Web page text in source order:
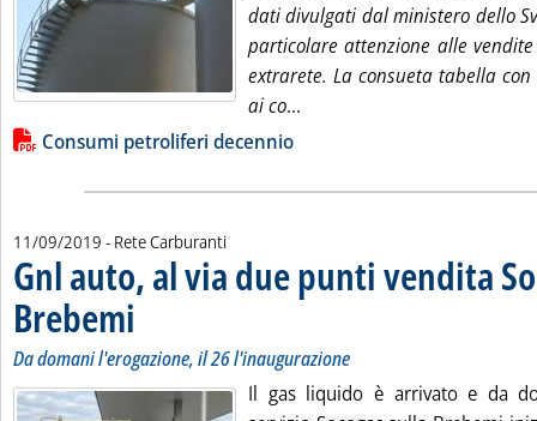
dati divulgati dal ministero dello
particolare attenzione alle
extrarete. La consueta tabella
ai co...
Lista allegati PDF alla notizia
Consumi petroliferi decennio
11/09/2019 - Rete Carburanti
Gnl auto, al via due punti vendita
Brebemi . Sottotitolo: Da domani l'erogazione, il 26 l'inaugurazione
. Pubblicata mercoledì 11 settembre 2019 alle 12.40.
Da domani l'erogazione, il 26 l'inaugurazione
Il gas liquido è arrivato e da